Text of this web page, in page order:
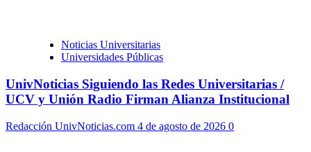
Noticias Universitarias
Universidades Públicas
UnivNoticias Siguiendo las Redes Universitarias /
UCV y Unión Radio Firman Alianza Institucional
Redacción UnivNoticias.com 4 de agosto de 2026 0